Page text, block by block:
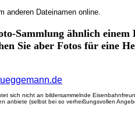
anderen Dateinamen online.
Sammlung ähnlich
Sie aber Fotos für eine
sich nicht an bildersammelnde
anbiete (selbst bei so verheißungsvollen